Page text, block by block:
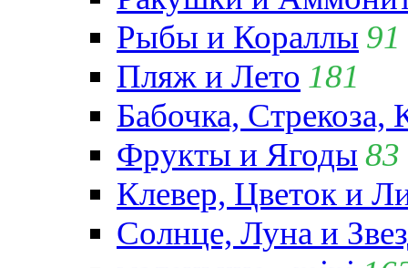
Рыбы и Кораллы 91
Пляж и Лето 181
Бабочка,
Фрукты и Ягоды 83
Клевер, Цветок и
Солнце, Луна и